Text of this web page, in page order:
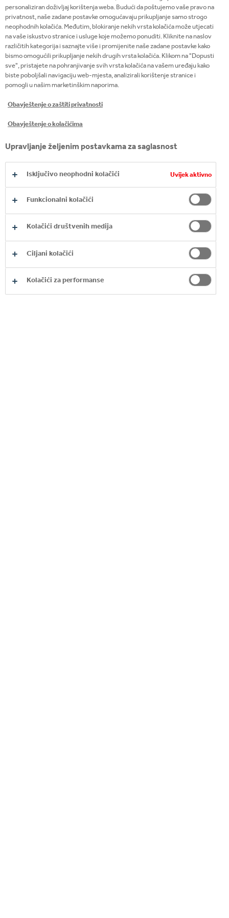
pića i sirupa.
ZADOVOLJAVANJE
personaliziran doživljaj korištenja weba. Budući da poštujemo vaše pravo na
privatnost, naše zadane postavke omogućavaju prikupljanje samo strogo
neophodnih kolačića. Međutim, blokiranje nekih vrsta kolačića može utjecati
na vaše iskustvo stranice i usluge koje možemo ponuditi. Kliknite na naslov
različitih kategorija i saznajte više i promijenite naše zadane postavke kako
bismo omogućili prikupljanje nekih drugih vrsta kolačića. Klikom na "Dopusti
sve", pristajete na pohranjivanje svih vrsta kolačića na vašem uređaju kako
biste poboljšali navigaciju web-mjesta, analizirali korištenje stranice i
pomogli u našim marketinškim naporima.
Obavještenje o zaštiti privatnosti
Obavještenje o kolačićima
Upravljanje željenim postavkama za saglasnost
Isključivo neophodni kolačići Uvijek aktivno
Funkcionalni kolačići
Kolačići društvenih medija
Ciljani kolačići
Kolačići za performanse